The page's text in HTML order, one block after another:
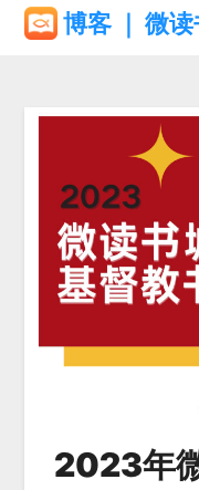
Skip
博客 ｜ 微
2023年